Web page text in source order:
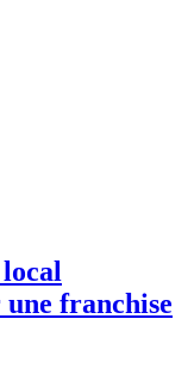
franchise